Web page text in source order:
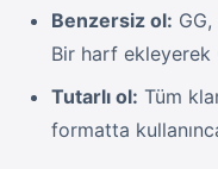
Benzersiz ol:
Bir harf ekleyerek
Tutarlı ol: Tüm
formatta